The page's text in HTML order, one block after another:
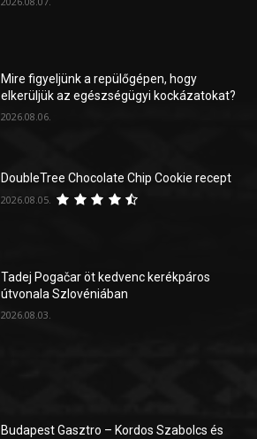
Mire figyeljünk a repülőgépen, hogy
elkerüljük az egészségügyi kockázatokat?
2026.08.06.
DoubleTree Chocolate Chip Cookie recept
2026.08.05.
Tadej Pogačar öt kedvenc kerékpáros
útvonala Szlovéniában
2026.08.03.
Budapest Gasztro – Kordos Szabolcs és